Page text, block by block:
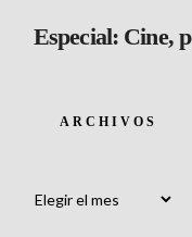
Especial: Cine,
ARCHIVOS